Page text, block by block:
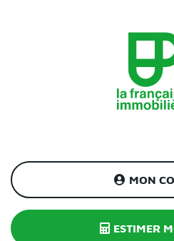
MON
ESTIMER